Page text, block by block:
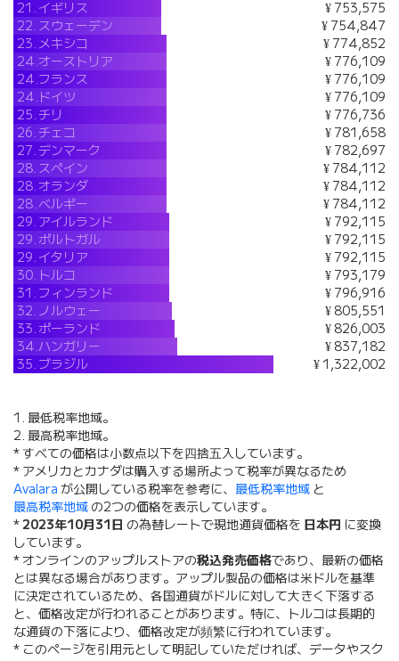
21. イギリス
¥ 753,575
22. スウェーデン
¥ 754,847
23. メキシコ
¥ 774,852
24.オーストリア
¥ 776,109
24.フランス
¥ 776,109
24. ドイツ
¥ 776,109
25.チリ
¥ 776,736
26.チェコ
¥ 781,658
27.デンマーク
¥ 782,697
28. スペイン
¥ 784,112
28.オランダ
¥ 784,112
28.ベルギー
¥ 784,112
29. アイルランド
¥ 792,115
29. ポルトガル
¥ 792,115
29. イタリア
¥ 792,115
30. トルコ
¥ 793,179
31. フィンランド
¥ 796,916
32. ノルウェー
¥ 805,551
33. ポーランド
¥ 826,003
34.ハンガリー
¥ 837,182
35. ブラジル ¥ 1,322,002
1. 最低税率地域。
2. 最高税率地域。
* すべての価格は小数点以下を四捨五入しています。
* アメリカとカナダは購入する場所よって税率が異なるため
Avalara が公開している税率を参考に、 最低税率地域 と
最高税率地域 の2つの価格を表示しています。
*2023年10月31日 の為替レートで現地通貨価格を 日本円 に変換
しています。
* オンラインのアップルストアの税込発売価格であり、最新の価格
とは異なる場合があります。アップル製品の価格は米ドルを基準
に決定されているため、各国通貨がドルに対して大きく下落する
と、価格改定が行われることがあります。特に、トルコは長期的
な通貨の下落により、価格改定が頻繁に行われています。
* このページを引用元として明記していただければ、データやスク